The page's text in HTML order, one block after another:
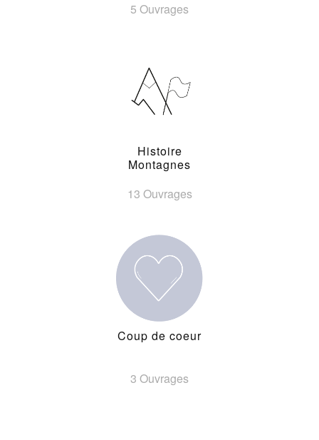
5 Ouvrages
Histoire
Montagnes
13 Ouvrages
Coup de coeur
3 Ouvrages